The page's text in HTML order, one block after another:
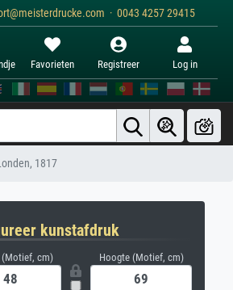
· 0043 4257 29415
Favorieten Registreer Log in
1817
kunstafdruk
(Motief, cm) Hoogte (Motief, cm)